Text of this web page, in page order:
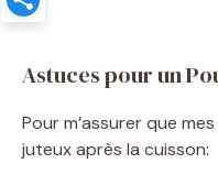
Astuces pour un
Pour m’assurer que
juteux après la cuisson: